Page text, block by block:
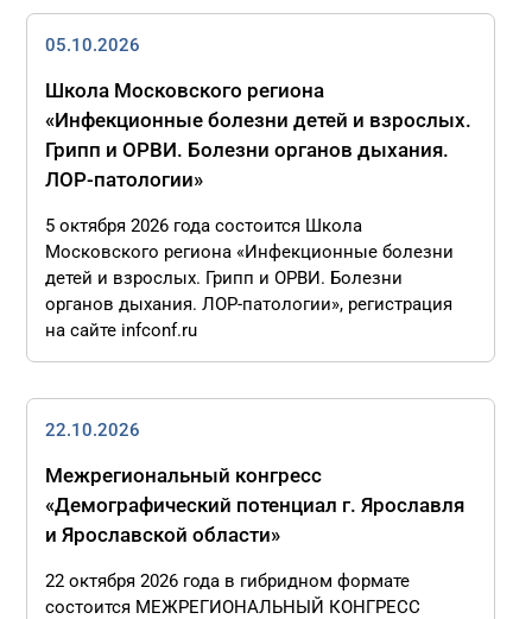
05.10.2026
Школа Московского региона
«Инфекционные болезни детей и взрослых.
Грипп и ОРВИ. Болезни органов дыхания.
ЛОР-патологии»
5 октября 2026 года состоится Школа
Московского региона «Инфекционные болезни
детей и взрослых. Грипп и ОРВИ. Болезни
органов дыхания. ЛОР-патологии», регистрация
на сайте infconf.ru
22.10.2026
Межрегиональный конгресс
«Демографический потенциал г. Ярославля
и Ярославской области»
22 октября 2026 года в гибридном формате
состоится МЕЖРЕГИОНАЛЬНЫЙ КОНГРЕСС